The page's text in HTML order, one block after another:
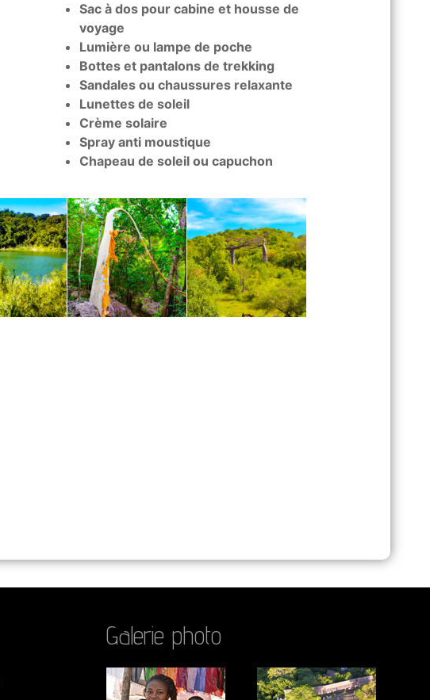
Sac à dos pour cabine et housse de
voyage
Lumière ou lampe de poche
Bottes et pantalons de trekking
Sandales ou chaussures relaxante
Lunettes de soleil
Crème solaire
Spray anti moustique
Chapeau de soleil ou capuchon
Galerie photo